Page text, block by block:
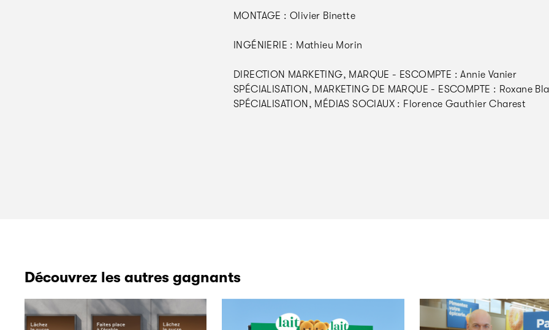
MONTAGE : Olivier Binette
INGÉNIERIE : Mathieu Morin
DIRECTION MARKETING, MARQUE - ESCOMPTE : Annie Vanier
SPÉCIALISATION, MARKETING DE MARQUE - ESCOMPTE : Roxane
SPÉCIALISATION, MÉDIAS SOCIAUX : Florence Gauthier Charest
Découvrez les autres gagnants